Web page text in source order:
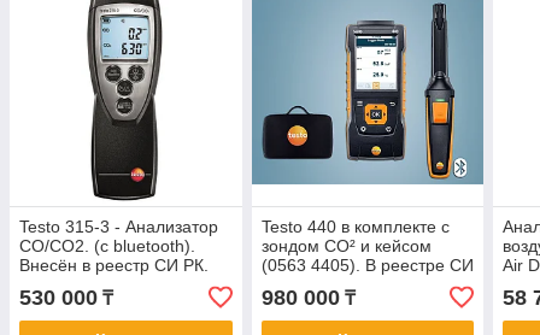
Testo 315-3 - Анализатор
CO/CO2. (с bluetooth).
Внесён в реестр СИ РК.
530 000 ₸
Testo 440 в комплекте с
зондом СО² и кейсом
(0563 4405). В реестре СИ
980 000₸
Air
58